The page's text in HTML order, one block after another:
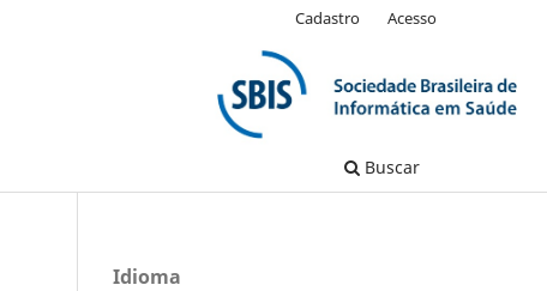
Buscar
Cadastro Acesso
Idioma